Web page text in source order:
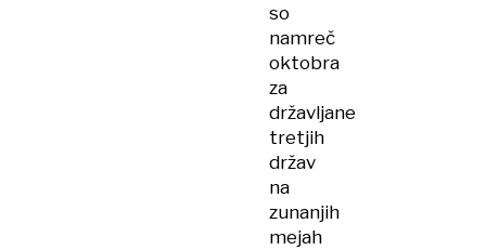
so
namreč
oktobra
za
državljane
tretjih
držav
na
zunanjih
mejah